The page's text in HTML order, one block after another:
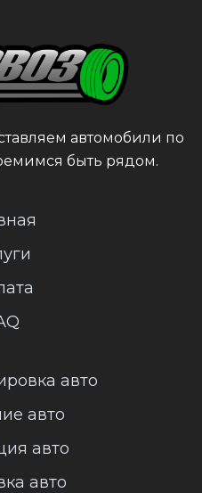
автомобили по
быть рядом.
авто
авто
авто
авто